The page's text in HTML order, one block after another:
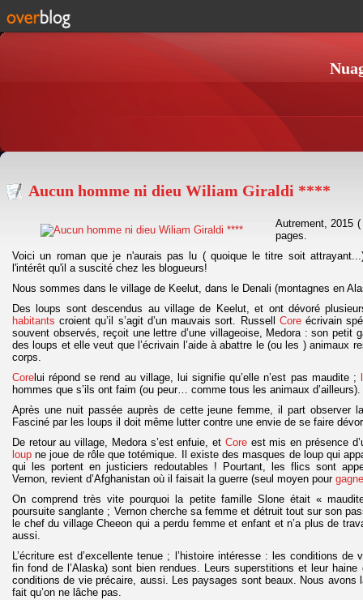
Aucun homme ni dieu Wiliam Giraldi ****
Autrement, 2015
pages.
Voici un roman que je n'aurais pas lu ( quoique le titre soit
l'intérêt qu'il a suscité chez les blogueurs!
Nous sommes dans le village de Keelut, dans le Denali (montagnes en
Des loups sont descendus au village de Keelut, et ont dévoré
habitants croient qu’il s’agit d’un mauvais sort. Russell Coreécrivain
souvent observés, reçoit une lettre d’une villageoise, Medora : son petit
des loups et elle veut que l’écrivain l’aide à abattre le (ou les ) animaux
corps.
Core lui répond se rend au village, lui signifie qu’elle n’est pas maudite ;
hommes que s’ils ont faim (ou peur… comme tous les animaux d’ailleurs).
Après une nuit passée auprès de cette jeune femme, il part observer
Fasciné par les loups il doit même lutter contre une envie de se faire
De retour au village, Medora s’est enfuie, et Coreest mis en présence
loup ne joue de rôle que totémique. Il existe des masques de loup qui
qui les portent en justiciers redoutables ! Pourtant, les flics sont
Vernon, revient d’Afghanistan où il faisait la guerre (seul moyen pour
On comprend très vite pourquoi la petite famille Slone était «
poursuite sanglante ; Vernon cherche sa femme et détruit tout sur son
le chef du village Cheeon qui a perdu femme et enfant et n’a plus de
aussi.
L’écriture est d’excellente tenue ; l’histoire intéresse : les conditions
fin fond de l’Alaska) sont bien rendues. Leurs superstitions et leur haine
conditions de vie précaire, aussi. Les paysages sont beaux. Nous avons
fait qu’on ne lâche pas.